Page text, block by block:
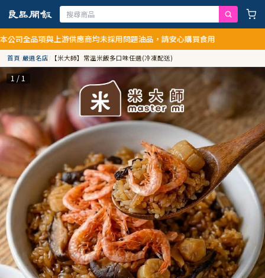
與上游供應商均未採用問題油品，請安心購買食用
首頁/嚴選名店/ 【米大師】常溫米飯多口味任選(冷凍配送)
1 / 1